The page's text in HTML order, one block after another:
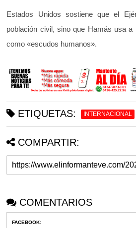
Estados Unidos sostiene que el
población civil, sino que Hamás usa
como «escudos humanos».
ETIQUETAS: INTERNACIONAL
COMPARTIR:
COMENTARIOS
FACEBOOK: